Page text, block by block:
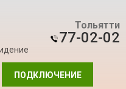
Тольятти
77-02-02
ПОДКЛЮЧЕНИЕ